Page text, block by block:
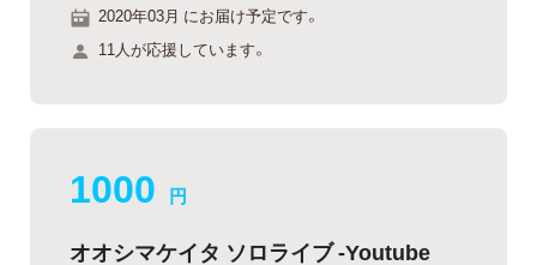
2020年03月 にお届け予定です。
11人が応援しています。
1000 円
オオシマケイタ ソロライブ -Youtube